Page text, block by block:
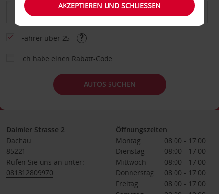
Fahrer über 25
Ich habe einen Rabatt-Code
AUTOS SUCHEN
Daimler Strasse 2
Dachau
85221
Rufen Sie uns an unter:
081312809970
Öffnungszeiten
Montag
08:00 - 17:00
Dienstag
08:00 - 17:00
Mittwoch
08:00 - 17:00
Donnerstag
08:00 - 17:00
Freitag
08:00 - 17:00
AKZEPTIEREN UND SCHLIESSEN